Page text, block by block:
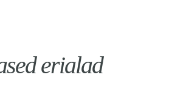
erialad